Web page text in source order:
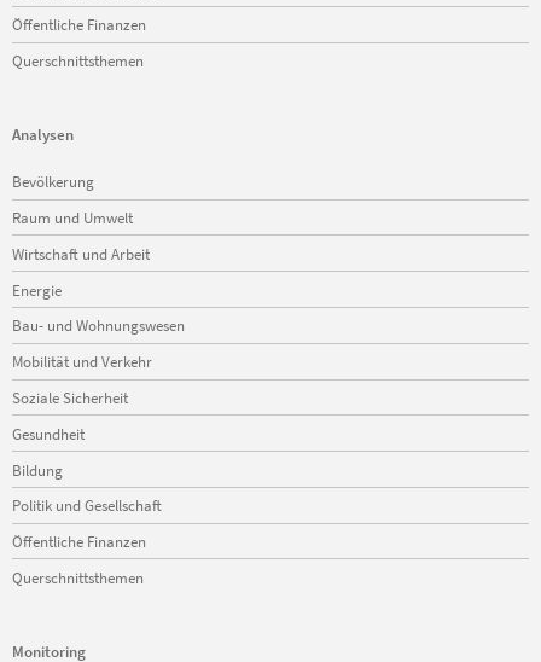
Öffentliche Finanzen
Querschnittsthemen
Analysen
Navigation
überspringen
Bevölkerung
Raum und Umwelt
Wirtschaft und Arbeit
Energie
Bau- und Wohnungswesen
Mobilität und Verkehr
Soziale Sicherheit
Gesundheit
Bildung
Politik und Gesellschaft
Öffentliche Finanzen
Querschnittsthemen
Monitoring